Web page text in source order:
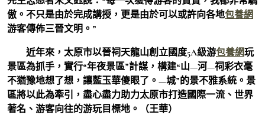
傲。不只是由於完成講授，更是由於可以或許向各地包養網
游客傳佈三晉文明。”
近年來，太原市以晉祠天龍山創立國度5A級游包養網玩
景區為抓手，實行“年夜景區”計謀，構建“山—河—祠彩衣毫
不猶豫地想了想，讓藍玉華傻眼了。—城”的景不雅系統。景
區將以此為牽引，盡心盡力助力太原市打造國際一流、世界
著名、游客向往的游玩目標地。（王華）